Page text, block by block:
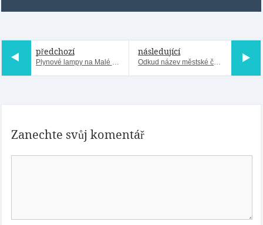
předchozí následující
Zanechte svůj komentář